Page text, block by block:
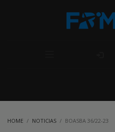
HOME NOTICIAS BOASBA 36/22-23